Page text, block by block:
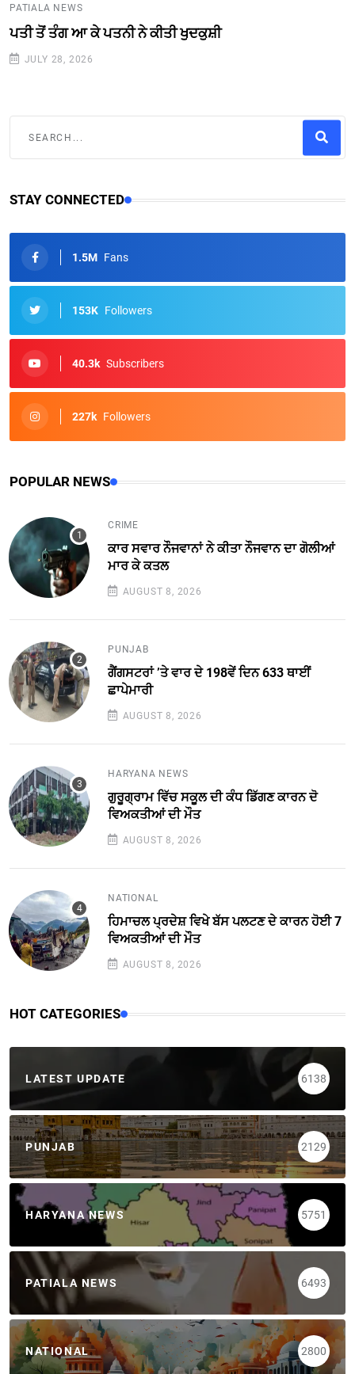
PATIALA NEWS
ਪਤੀ ਤੋਂ ਤੰਗ ਆ ਕੇ ਪਤਨੀ ਨੇ ਕੀਤੀ ਖੁਦਕੁਸ਼ੀ
JULY 28, 2026
STAY CONNECTED
1.5M Fans
153K Followers
40.3k Subscribers
227k Followers
POPULAR NEWS
CRIME
ਕਾਰ ਸਵਾਰ ਨੌਜਵਾਨਾਂ ਨੇ ਕੀਤਾ ਨੌਜਵਾਨ ਦਾ ਗੋਲੀਆਂ
ਮਾਰ ਕੇ ਕਤਲ
AUGUST 8, 2026
PUNJAB
ਗੈਂਗਸਟਰਾਂ ’ਤੇ ਵਾਰ ਦੇ 198ਵੇਂ ਦਿਨ 633 ਥਾਈਂ
ਛਾਪੇਮਾਰੀ
AUGUST 8, 2026
HARYANA NEWS
ਗੁਰੂਗ੍ਰਾਮ ਵਿੱਚ ਸਕੂਲ ਦੀ ਕੰਧ ਡਿੱਗਣ ਕਾਰਨ ਦੋ
ਵਿਅਕਤੀਆਂ ਦੀ ਮੌਤ
AUGUST 8, 2026
NATIONAL
ਹਿਮਾਚਲ ਪ੍ਰਦੇਸ਼ ਵਿਖੇ ਬੱਸ ਪਲਟਣ ਦੇ ਕਾਰਨ ਹੋਈ 7
ਵਿਅਕਤੀਆਂ ਦੀ ਮੌਤ
AUGUST 8, 2026
HOT CATEGORIES
LATEST UPDATE 6138
PUNJAB 2129
HARYANA NEWS 5751
PATIALA NEWS 6493
NATIONAL 2800